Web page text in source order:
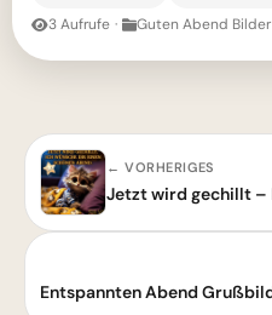
3 Aufrufe · Guten Abend Bilder
← VORHERIGES